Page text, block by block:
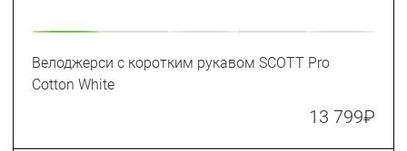
Велоджерси с коротким рукавом SCOTT Pro
Cotton White
13 799₽